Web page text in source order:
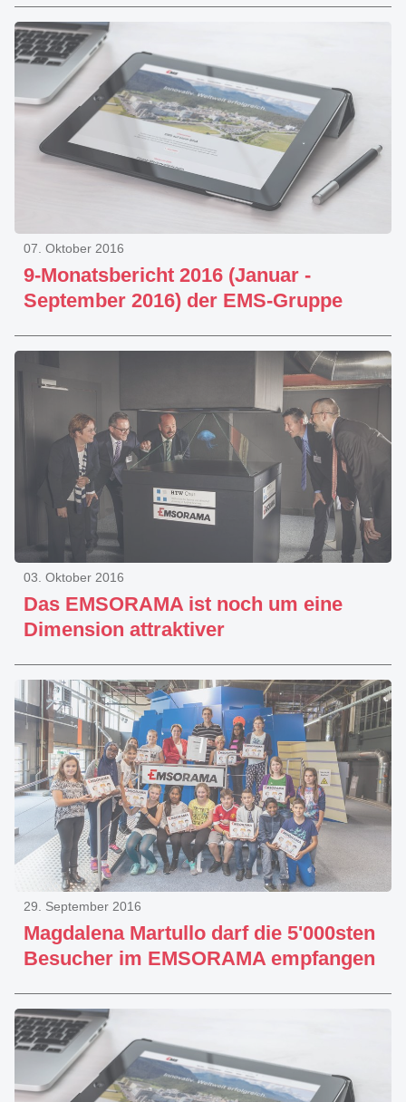
9-Monatsbericht 2016 (Januar -
September 2016) der EMS-Gruppe
07. Oktober 2016
Das EMSORAMA ist noch um eine
Dimension attraktiver
03. Oktober 2016
Magdalena Martullo darf die 5'000sten
Besucher im EMSORAMA empfangen
29. September 2016